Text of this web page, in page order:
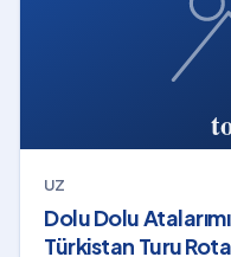
UZ
Dolu Dolu
Türkistan Turu